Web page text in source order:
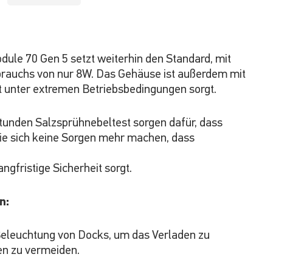
70 Gen 5 setzt weiterhin den Standard, mit
von nur 8W. Das Gehäuse ist außerdem mit
extremen Betriebsbedingungen sorgt.
Salzsprühnebeltest sorgen dafür, dass
sich keine Sorgen mehr machen, dass
Sicherheit sorgt.
von Docks, um das Verladen zu
zu vermeiden.